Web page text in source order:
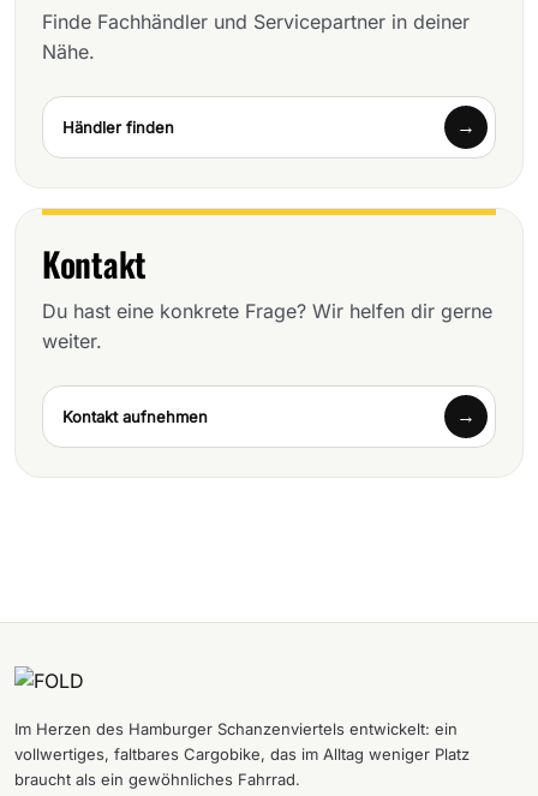
Finde Fachhändler und Servicepartner in deiner
Nähe.
Händler finden
Kontakt
Du hast eine konkrete Frage? Wir helfen dir gerne
weiter.
Kontakt aufnehmen
Im Herzen des Hamburger Schanzenviertels entwickelt: ein
vollwertiges, faltbares Cargobike, das im Alltag weniger Platz
braucht als ein gewöhnliches Fahrrad.